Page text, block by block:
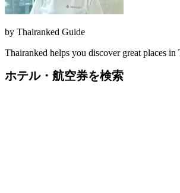
by Thairanked Guide
Thairanked helps you discover great places in
ホテル・航空券を検索